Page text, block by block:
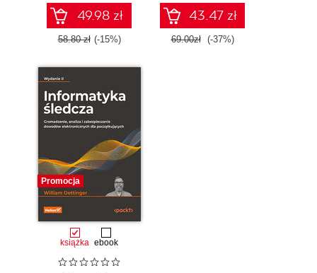
49.98 zł
58.80 zł (-15%)
43.47 zł
69.00zł (-37%)
Promocja
książka ebook